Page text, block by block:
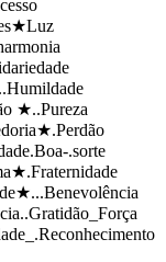
★..Pureza
.sorte